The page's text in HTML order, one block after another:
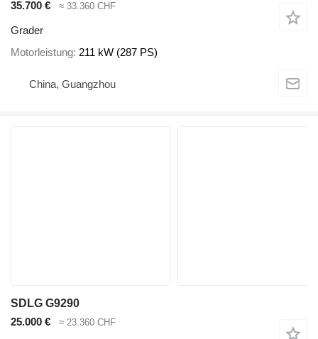
35.700 € ≈ 33.360 CHF
Grader
Motorleistung 211 kW (287 PS)
China, Guangzhou
SDLG G9290
25.000 €
≈ 23.360 CHF